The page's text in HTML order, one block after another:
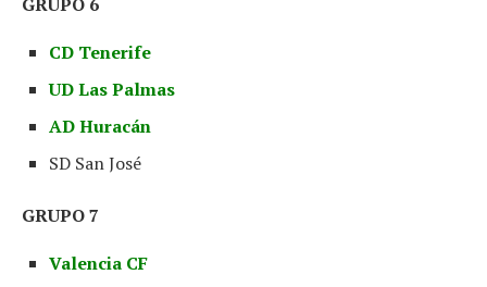
CD Tenerife
UD Las Palmas
AD Huracán
SD San José
GRUPO 7
Valencia CF